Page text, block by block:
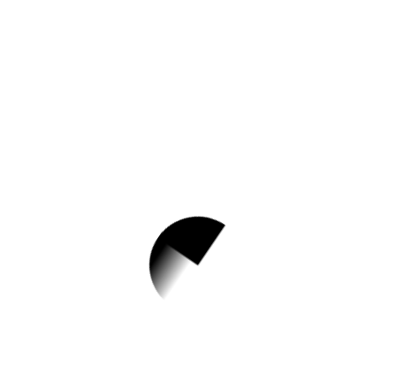
[제2023-69호] 서울
지방고용노동청 공